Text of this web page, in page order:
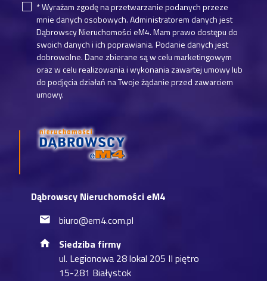
Dąbrowscy Nieruchomości eM4
biuro@em4.com.pl
Siedziba firmy
ul. Legionowa 28 lokal 205 II piętro
15-281 Białystok
* Wyrażam zgodę na przetwarzanie podanych przeze
mnie danych osobowych. Administratorem danych jest
Dąbrowscy Nieruchomości eM4. Mam prawo dostępu do
swoich danych i ich poprawiania. Podanie danych jest
dobrowolne. Dane zbierane są w celu marketingowym
oraz w celu realizowania i wykonania zawartej umowy lub
do podjęcia działań na Twoje żądanie przed zawarciem
umowy.